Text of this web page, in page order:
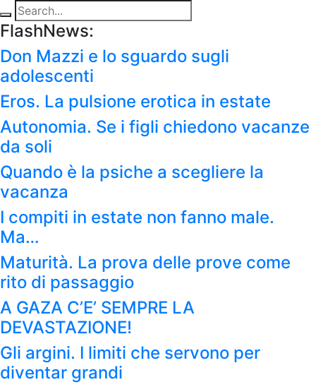
FlashNews:
Don Mazzi e lo sguardo sugli
adolescenti
Eros. La pulsione erotica in estate
Autonomia. Se i figli chiedono vacanze
da soli
Quando è la psiche a scegliere la
vacanza
I compiti in estate non fanno male.
Ma…
Maturità. La prova delle prove come
rito di passaggio
A GAZA C’E’ SEMPRE LA
DEVASTAZIONE!
Gli argini. I limiti che servono per
diventar grandi